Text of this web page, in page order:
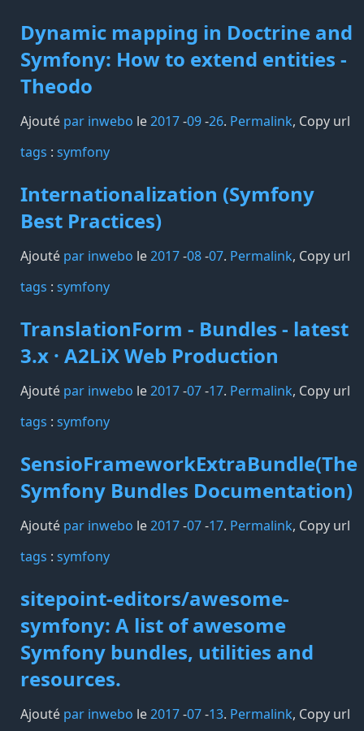
Dynamic mapping in Doctrine and
Symfony: How to extend entities -
Theodo
Ajouté par inwebo le2017-09-26. Permalink, Copy url
tags️ : symfony
Internationalization (Symfony
Best Practices)
Ajouté par inwebo le2017-08-07. Permalink, Copy url
tags️ : symfony
TranslationForm - Bundles - latest
3.x · A2LiX Web Production
Ajouté par inwebo le2017-07-17. Permalink, Copy url
tags️ : symfony
SensioFrameworkExtraBundle(The
Symfony Bundles Documentation)
Ajouté par inwebo le2017-07-17. Permalink, Copy url
tags️ : symfony
sitepoint-editors/awesome-
symfony: A list of awesome
Symfony bundles, utilities and
resources.
Ajouté par inwebo le2017-07-13. Permalink, Copy url